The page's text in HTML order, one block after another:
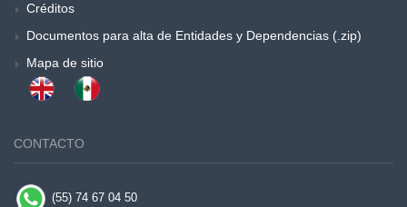
Créditos
Documentos para alta de Entidades y Dependencias (.zip)
Mapa de sitio
CONTACTO
(55) 74 67 04 50